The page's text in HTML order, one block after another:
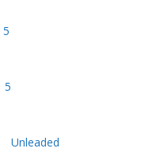
5
5
Unleaded